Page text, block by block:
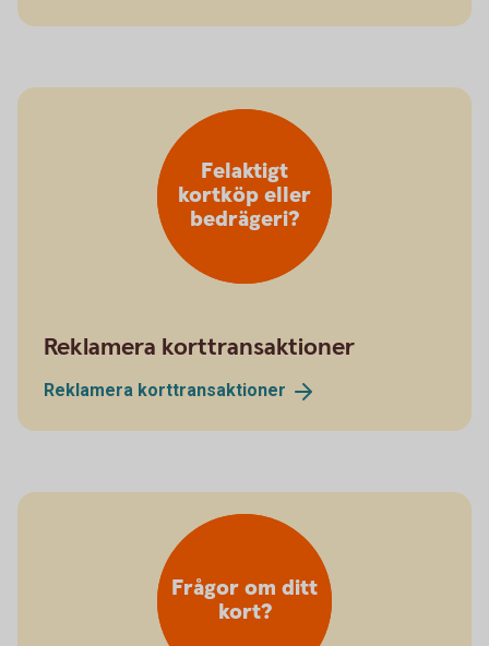
Felaktigt
kortköp eller
bedrägeri?
Reklamera korttransaktioner
Reklamera korttransaktioner
Frågor om ditt
kort?